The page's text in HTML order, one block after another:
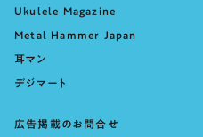
Ukulele Magazine
Metal Hammer Japan
耳マン
デジマート
広告掲載のお問合せ